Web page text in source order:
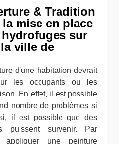
& Tradition
mise en place
sur
ville de
d'une habitation devrait
les occupants ou les
En effet, il est possible
nombre de problèmes si
il est possible que des
puissent survenir. Par
une peinture